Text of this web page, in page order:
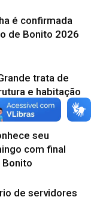
é confirmada
de Bonito 2026
trata de
e habitação
seu
com final
Bonito
de servidores